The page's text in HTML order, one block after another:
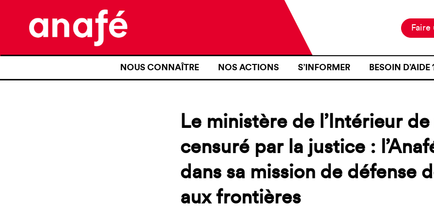
NOUS CONNAÎTRE
NOS REVENDICATIONS
TRANSPARENCE
NOS PARTENAIRES
NOS ACTIONS
NOS MOYENS D’ACTION
S’INFORMER
RESSOURCES
CARTOGRAPHIE
BESOIN D’AIDE
J’AI FAIT
D’IDENTITÉ À
INTÉRIEURE
J’AI ÉTÉ
FRONTIÈRE
Faire
Le ministère de l’Intérieur
censuré par la justice :
dans sa mission de défense
aux frontières